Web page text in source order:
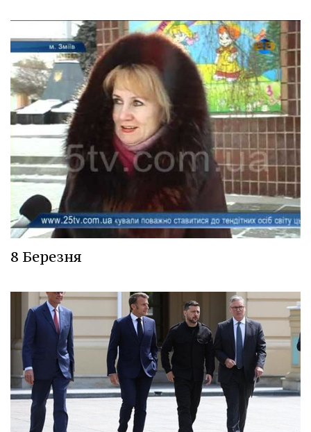
8 Березня